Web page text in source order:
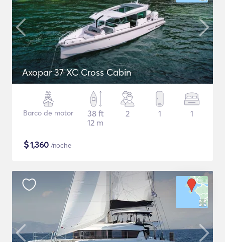
Axopar 37 XC Cross Cabin
Barco de motor
38 ft
12 m
2 1 1
$1,360 /noche